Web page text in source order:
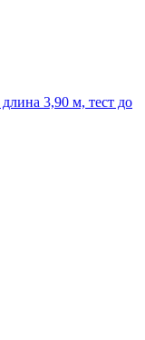
3,90 м, тест до